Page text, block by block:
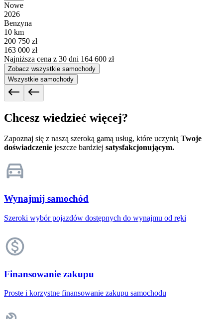
Nowe
2026
Benzyna
10 km
200 750 zł
163 000 zł
Najniższa cena z 30 dni 164 600 zł
Zobacz wszystkie samochody
Wszystkie samochody
Chcesz wiedzieć więcej?
Zapoznaj się z naszą szeroką gamą usług, które uczynią Twoje
doświadczenie jeszcze bardziej satysfakcjonującym.
Wynajmij samochód
Szeroki wybór pojazdów dostępnych do wynajmu od ręki
Finansowanie zakupu
Proste i korzystne finansowanie zakupu samochodu